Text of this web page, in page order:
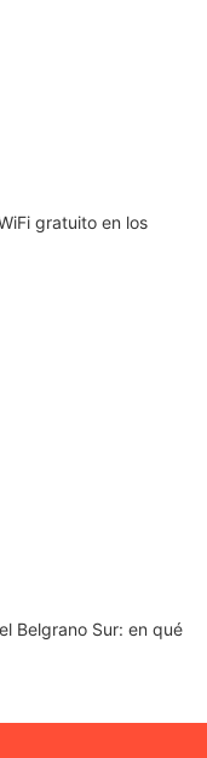
gratuito en los
Belgrano Sur: en qué